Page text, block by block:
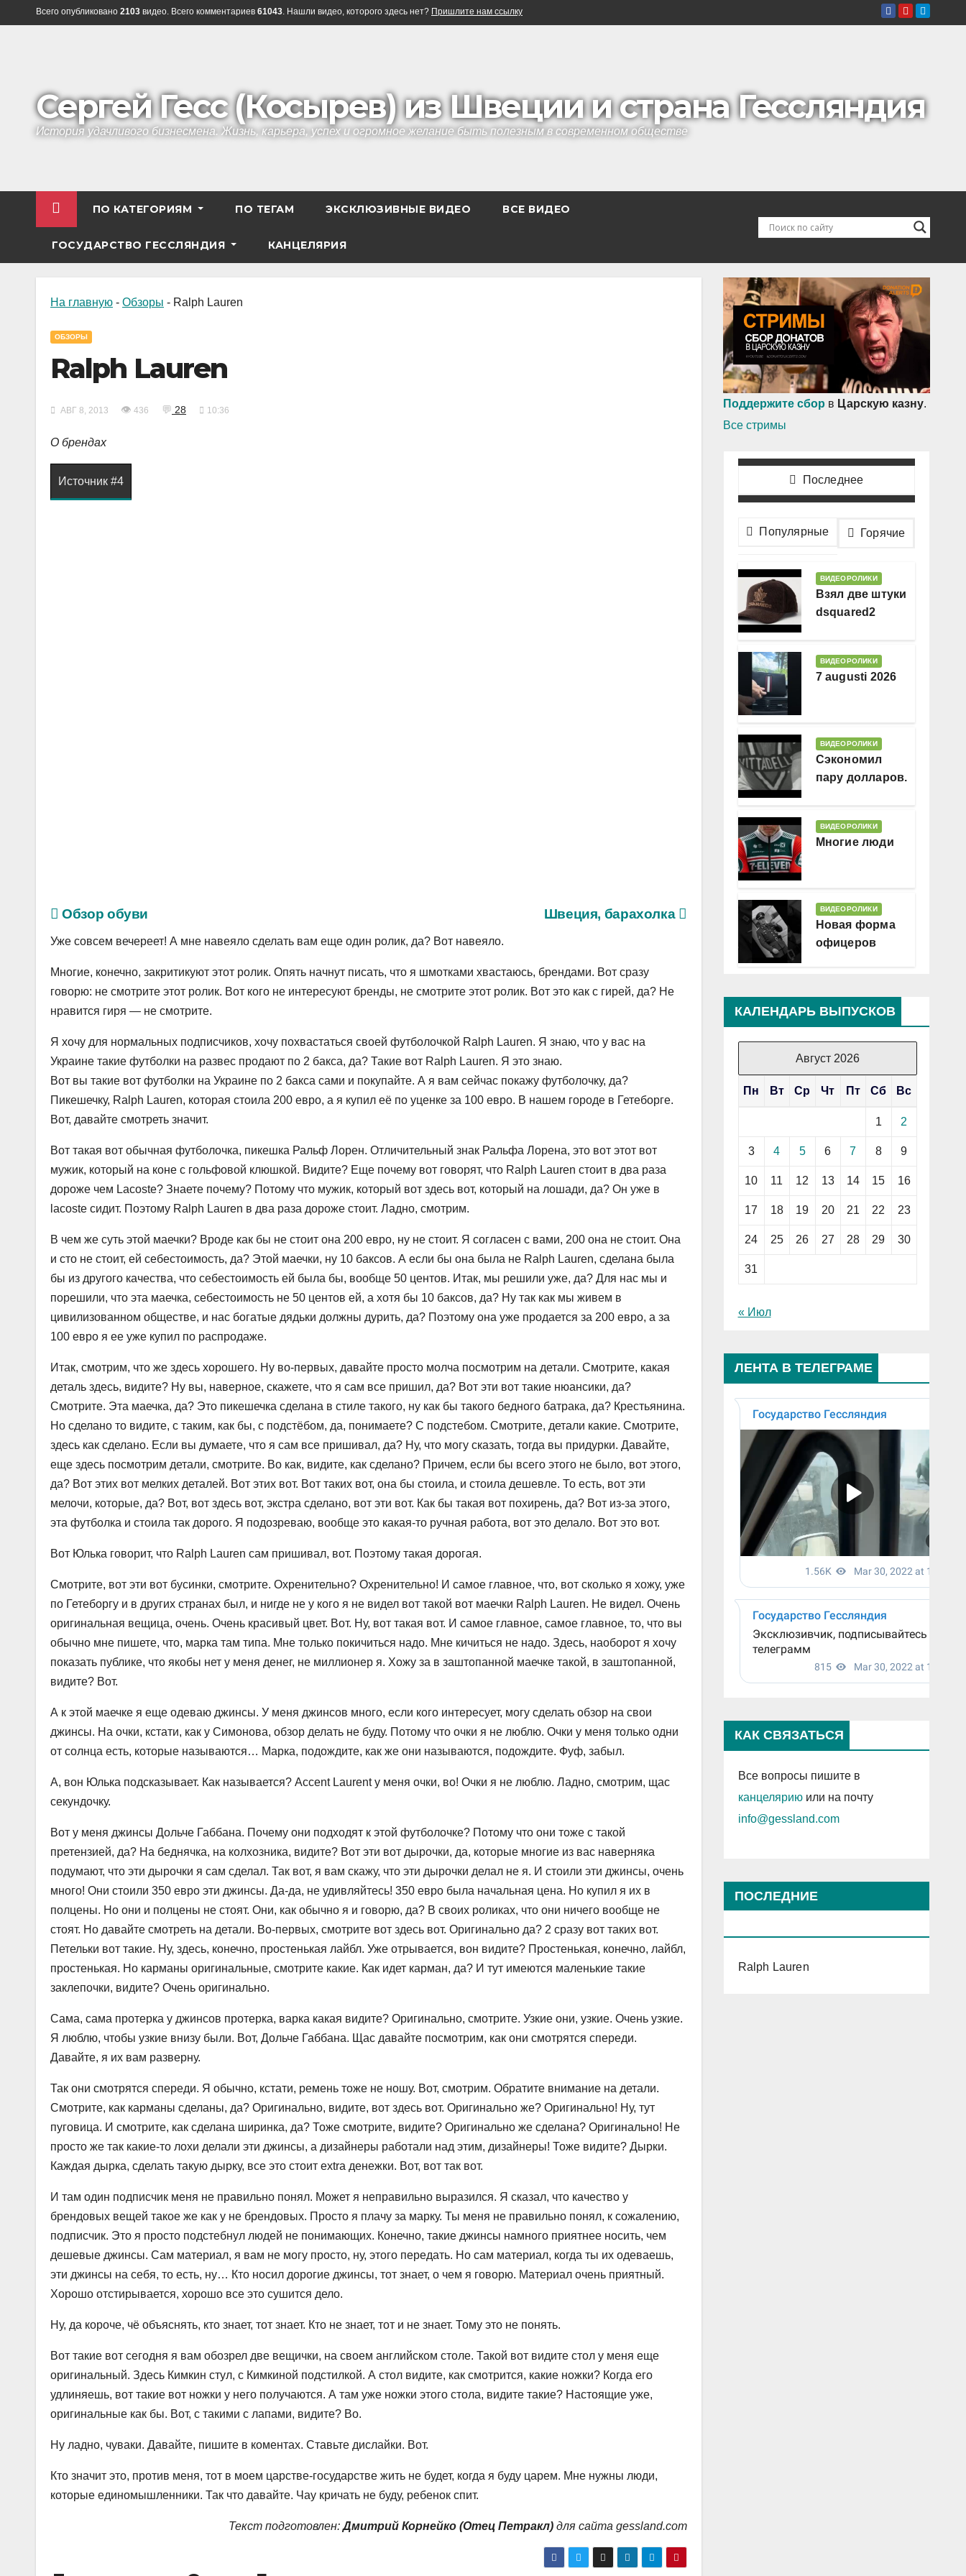
ПерейтиВсего опубликовано 2103 видео. Всего комментариев 61043. Нашли видео, которого здесь нет? Пришлите нам ссылку
Сергей Гесс (Косырев) из Швеции и страна Гессляндия
История удачливого бизнесмена. Жизнь, карьера, успех и огромное желание быть полезным в современном обществе
ПО КАТЕГОРИЯМ ПО ТЕГАМ ЭКСКЛЮЗИВНЫЕ ВИДЕО ВСЕ ВИДЕО
ГОСУДАРСТВО ГЕССЛЯНДИЯ КАНЦЕЛЯРИЯ
На главную - Обзоры - Ralph Lauren
ОБЗОРЫ
Ralph Lauren
АВГ 8, 2013 👁 436 💬 28 10:36
О брендах
Источник #4
Швеция, барахолка
Обзор обуви
Уже совсем вечереет! А мне навеяло сделать вам еще один ролик, да? Вот навеяло.
Многие, конечно, закритикуют этот ролик. Опять начнут писать, что я шмотками хвастаюсь, брендами. Вот сразу
говорю: не смотрите этот ролик. Вот кого не интересуют бренды, не смотрите этот ролик. Вот это как с гирей, да? Не
нравится гиря — не смотрите.
Я хочу для нормальных подписчиков, хочу похвастаться своей футболочкой Ralph Lauren. Я знаю, что у вас на
Украине такие футболки на развес продают по 2 бакса, да? Такие вот Ralph Lauren. Я это знаю.
Вот вы такие вот футболки на Украине по 2 бакса сами и покупайте. А я вам сейчас покажу футболочку, да?
Пикешечку, Ralph Lauren, которая стоила 200 евро, а я купил её по уценке за 100 евро. В нашем городе в Гетеборге.
Вот, давайте смотреть значит.
Вот такая вот обычная футболочка, пикешка Ральф Лорен. Отличительный знак Ральфа Лорена, это вот этот вот
мужик, который на коне с гольфовой клюшкой. Видите? Еще почему вот говорят, что Ralph Lauren стоит в два раза
дороже чем Lacoste? Знаете почему? Потому что мужик, который вот здесь вот, который на лошади, да? Он уже в
lacoste сидит. Поэтому Ralph Lauren в два раза дороже стоит. Ладно, смотрим.
В чем же суть этой маечки? Вроде как бы не стоит она 200 евро, ну не стоит. Я согласен с вами, 200 она не стоит. Она
и сто не стоит, ей себестоимость, да? Этой маечки, ну 10 баксов. А если бы она была не Ralph Lauren, сделана была
бы из другого качества, что себестоимость ей была бы, вообще 50 центов. Итак, мы решили уже, да? Для нас мы и
порешили, что эта маечка, себестоимость не 50 центов ей, а хотя бы 10 баксов, да? Ну так как мы живем в
цивилизованном обществе, и нас богатые дядьки должны дурить, да? Поэтому она уже продается за 200 евро, а за
100 евро я ее уже купил по распродаже.
Итак, смотрим, что же здесь хорошего. Ну во-первых, давайте просто молча посмотрим на детали. Смотрите, какая
деталь здесь, видите? Ну вы, наверное, скажете, что я сам все пришил, да? Вот эти вот такие нюансики, да?
Смотрите. Эта маечка, да? Это пикешечка сделана в стиле такого, ну как бы такого бедного батрака, да? Крестьянина.
Но сделано то видите, с таким, как бы, с подстёбом, да, понимаете? С подстебом. Смотрите, детали какие. Смотрите,
здесь как сделано. Если вы думаете, что я сам все пришивал, да? Ну, что могу сказать, тогда вы придурки. Давайте,
еще здесь посмотрим детали, смотрите. Во как, видите, как сделано? Причем, если бы всего этого не было, вот этого,
да? Вот этих вот мелких деталей. Вот этих вот. Вот таких вот, она бы стоила, и стоила дешевле. То есть, вот эти
мелочи, которые, да? Вот, вот здесь вот, экстра сделано, вот эти вот. Как бы такая вот похирень, да? Вот из-за этого,
эта футболка и стоила так дорого. Я подозреваю, вообще это какая-то ручная работа, вот это делало. Вот это вот.
Вот Юлька говорит, что Ralph Lauren сам пришивал, вот. Поэтому такая дорогая.
Смотрите, вот эти вот бусинки, смотрите. Охренительно? Охренительно! И самое главное, что, вот сколько я хожу, уже
по Гетеборгу и в других странах был, и нигде не у кого я не видел вот такой вот маечки Ralph Lauren. Не видел. Очень
оригинальная вещица, очень. Очень красивый цвет. Вот. Ну, вот такая вот. И самое главное, самое главное, то, что вы
обычно мне пишете, что, марка там типа. Мне только покичиться надо. Мне кичиться не надо. Здесь, наоборот я хочу
показать публике, что якобы нет у меня денег, не миллионер я. Хожу за в заштопанной маечке такой, в заштопанной,
видите? Вот.
А к этой маечке я еще одеваю джинсы. У меня джинсов много, если кого интересует, могу сделать обзор на свои
джинсы. На очки, кстати, как у Симонова, обзор делать не буду. Потому что очки я не люблю. Очки у меня только одни
от солнца есть, которые называются… Марка, подождите, как же они называются, подождите. Фуф, забыл.
А, вон Юлька подсказывает. Как называется? Accent Laurent у меня очки, во! Очки я не люблю. Ладно, смотрим, щас
секундочку.
Вот у меня джинсы Дольче Габбана. Почему они подходят к этой футболочке? Потому что они тоже с такой
претензией, да? На беднячка, на колхозника, видите? Вот эти вот дырочки, да, которые многие из вас наверняка
подумают, что эти дырочки я сам сделал. Так вот, я вам скажу, что эти дырочки делал не я. И стоили эти джинсы, очень
много! Они стоили 350 евро эти джинсы. Да-да, не удивляйтесь! 350 евро была начальная цена. Но купил я их в
полцены. Но они и полцены не стоят. Они, как обычно я и говорю, да? В своих роликах, что они ничего вообще не
стоят. Но давайте смотреть на детали. Во-первых, смотрите вот здесь вот. Оригинально да? 2 сразу вот таких вот.
Петельки вот такие. Ну, здесь, конечно, простенькая лайбл. Уже отрывается, вон видите? Простенькая, конечно, лайбл,
простенькая. Но карманы оригинальные, смотрите какие. Как идет карман, да? И тут имеются маленькие такие
заклепочки, видите? Очень оригинально.
Сама, сама протерка у джинсов протерка, варка какая видите? Оригинально, смотрите. Узкие они, узкие. Очень узкие.
Я люблю, чтобы узкие внизу были. Вот, Дольче Габбана. Щас давайте посмотрим, как они смотрятся спереди.
Давайте, я их вам разверну.
Так они смотрятся спереди. Я обычно, кстати, ремень тоже не ношу. Вот, смотрим. Обратите внимание на детали.
Смотрите, как карманы сделаны, да? Оригинально, видите, вот здесь вот. Оригинально же? Оригинально! Ну, тут
пуговица. И смотрите, как сделана ширинка, да? Тоже смотрите, видите? Оригинально же сделана? Оригинально! Не
просто же так какие-то лохи делали эти джинсы, а дизайнеры работали над этим, дизайнеры! Тоже видите? Дырки.
Каждая дырка, сделать такую дырку, все это стоит extra денежки. Вот, вот так вот.
И там один подписчик меня не правильно понял. Может я неправильно выразился. Я сказал, что качество у
брендовых вещей такое же как у не брендовых. Просто я плачу за марку. Ты меня не правильно понял, к сожалению,
подписчик. Это я просто подстебнул людей не понимающих. Конечно, такие джинсы намного приятнее носить, чем
дешевые джинсы. Сам материал, я вам не могу просто, ну, этого передать. Но сам материал, когда ты их одеваешь,
эти джинсы на себя, то есть, ну… Кто носил дорогие джинсы, тот знает, о чем я говорю. Материал очень приятный.
Хорошо отстирывается, хорошо все это сушится дело.
Ну, да короче, чё объяснять, кто знает, тот знает. Кто не знает, тот и не знает. Тому это не понять.
Вот такие вот сегодня я вам обозрел две вещички, на своем английском столе. Такой вот видите стол у меня еще
оригинальный. Здесь Кимкин стул, с Кимкиной подстилкой. А стол видите, как смотрится, какие ножки? Когда его
удлиняешь, вот такие вот ножки у него получаются. А там уже ножки этого стола, видите такие? Настоящие уже,
оригинальные как бы. Вот, с такими с лапами, видите? Во.
Ну ладно, чуваки. Давайте, пишите в коментах. Ставьте дислайки. Вот.
Кто значит это, против меня, тот в моем царстве-государстве жить не будет, когда я буду царем. Мне нужны люди,
которые единомышленники. Так что давайте. Чау кричать не буду, ребенок спит.
Текст подготовлен:Дмитрий Корнейко (Отец Петракл)для сайта gessland.com
Поддержите сбор в Царскую казну.
Все стримы
Последнее
Популярные Горячие
ВИДЕОРОЛИКИ
Взял две штуки
dsquared2
ВИДЕОРОЛИКИ
7 augusti 2026
ВИДЕОРОЛИКИ
Сэкономил
пару долларов.
ВИДЕОРОЛИКИ
Многие люди
ВИДЕОРОЛИКИ
Новая форма
офицеров
КАЛЕНДАРЬ ВЫПУСКОВ
Август 2026
Пн Вт Ср Чт Пт Сб Вс
1 2
3 4 5 6 7 8 9
10 11 12 13 14 15 16
17 18 19 20 21 22 23
24 25 26 27 28 29 30
31
« Июл
ЛЕНТА В ТЕЛЕГРАМЕ
КАК СВЯЗАТЬСЯ
Все вопросы пишите в
канцеляриюили на почту
info@gessland.com
ПОСЛЕДНИЕ
Ralph Lauren